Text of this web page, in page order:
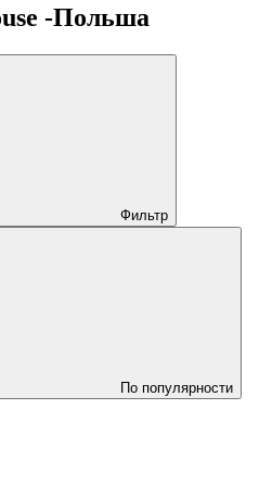
-Польша
Фильтр
По популярности